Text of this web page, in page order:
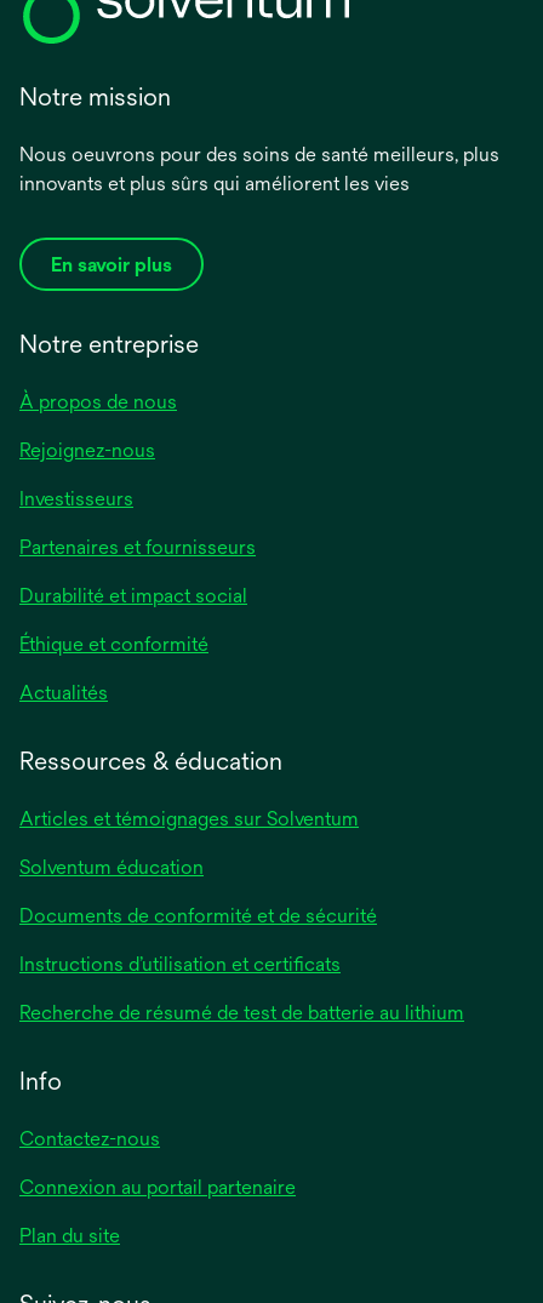
Notre mission
Nous oeuvrons pour des soins de santé meilleurs, plus
innovants et plus sûrs qui améliorent les vies
En savoir plus
Notre entreprise
À propos de nous
Rejoignez-nous
Investisseurs
Partenaires et fournisseurs
Durabilité et impact social
Éthique et conformité
Actualités
Ressources & éducation
Articles et témoignages sur Solventum
Solventum éducation
Documents de conformité et de sécurité
Instructions d’utilisation et certificats
Recherche de résumé de test de batterie au lithium
Info
Contactez-nous
Connexion au portail partenaire
Plan du site